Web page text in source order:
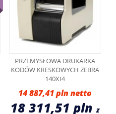
PRZEMYSŁOWA DRUKARKA
KODÓW KRESKOWYCH ZEBRA
140XI4
14 887,41 pln
18 311,51 plnz